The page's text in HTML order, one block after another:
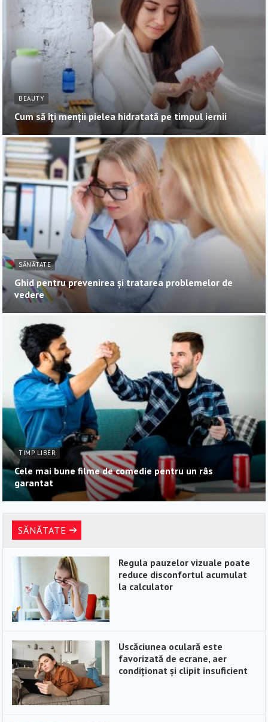
BEAUTY
Cum să îți menții pielea hidratată pe timpul iernii
SĂNĂTATE
Ghid pentru prevenirea și tratarea problemelor de
vedere
TIMP LIBER
Cele mai bune filme de comedie pentru un râs
garantat
SĂNĂTATE
Regula pauzelor vizuale poate
reduce disconfortul acumulat
la calculator
Uscăciunea oculară este
favorizată de ecrane, aer
condiționat și clipit insuficient